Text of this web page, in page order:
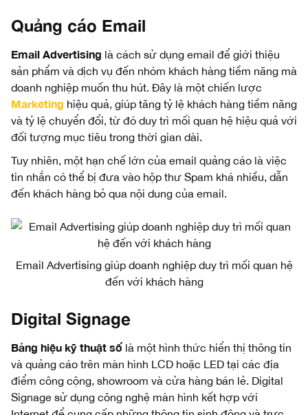
Quảng cáo Email
Email Advertising là cách sử dụng email để giới thiệu
sản phẩm và dịch vụ đến nhóm khách hàng tiềm năng mà
doanh nghiệp muốn thu hút. Đây là một chiến lược
Marketing hiệu quả, giúp tăng tỷ lệ khách hàng tiềm năng
và tỷ lệ chuyển đổi, từ đó duy trì mối quan hệ hiệu quả với
đối tượng mục tiêu trong thời gian dài.
Tuy nhiên, một hạn chế lớn của email quảng cáo là việc
tin nhắn có thể bị đưa vào hộp thư Spam khá nhiều, dẫn
đến khách hàng bỏ qua nội dung của email.
Email Advertising giúp doanh nghiệp duy trì mối quan hệ
đến với khách hàng
Digital Signage
Bảng hiệu kỹ thuật số là một hình thức hiển thị thông tin
và quảng cáo trên màn hình LCD hoặc LED tại các địa
điểm công cộng, showroom và cửa hàng bán lẻ. Digital
Signage sử dụng công nghệ màn hình kết hợp với